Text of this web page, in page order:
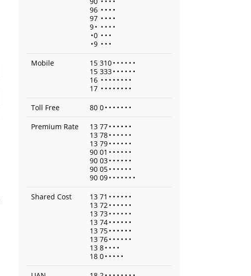
96 • • • •
97 • • • •
9• • • • •
•0 • • •
•9 • • •
Mobile
15 310• • • • • •
15 333• • • • • •
16 • • • • • • • •
17 • • • • • • • •
Toll Free
80 0• • • • • • •
Premium Rate
13 77• • • • • •
13 78• • • • • •
13 79• • • • • •
90 01 • • • • • •
90 03• • • • • •
90 05• • • • • •
90 09• • • • • • •
Shared Cost
13 71 • • • • • •
13 72• • • • • •
13 73• • • • • •
13 74• • • • • •
13 75• • • • • •
13 76• • • • • •
13 8• • • •
18 0• • • • •